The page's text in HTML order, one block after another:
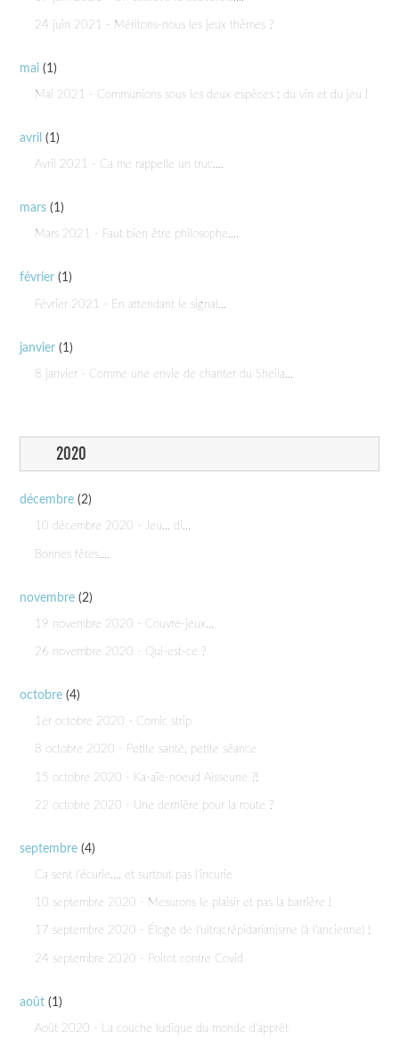
24 juin 2021 - Méritons-nous les jeux thèmes ?
mai (1)
Mai 2021 - Communions sous les deux espèces : du vin et du jeu !
avril (1)
Avril 2021 - Ca me rappelle un truc....
mars (1)
Mars 2021 - Faut bien être philosophe....
février (1)
Février 2021 - En attendant le signal...
janvier (1)
8 janvier - Comme une envie de chanter du Sheila...
2020
décembre (2)
10 décembre 2020 - Jeu... di...
Bonnes fêtes....
novembre (2)
19 novembre 2020 - Couvre-jeux...
26 novembre 2020 - Qui-est-ce ?
octobre (4)
1er octobre 2020 - Comic strip
8 octobre 2020 - Petite santé, petite séance
15 octobre 2020 - Ka-aïe-noeud Aisseune ?!
22 octobre 2020 - Une dernière pour la route ?
septembre (4)
Ca sent l'écurie.... et surtout pas l'incurie
10 septembre 2020 - Mesurons le plaisir et pas la barrière !
17 septembre 2020 - Éloge de l'ultracrépidarianisme (à l'ancienne) !
24 septembre 2020 - Poirot contre Covid
août (1)
Août 2020 - La couche ludique du monde d'apprêt